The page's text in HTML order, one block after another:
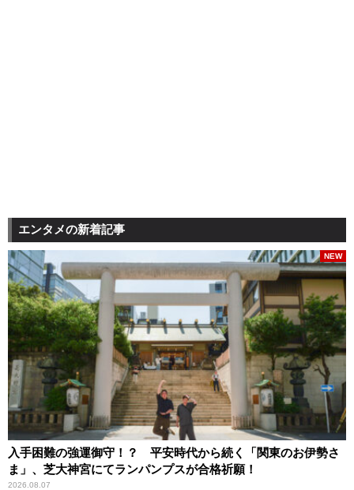
エンタメの新着記事
入手困難の強運御守！？ 平安時代から続く「関東のお伊勢さ
ま」、芝大神宮にてランパンプスが合格祈願！
2026.08.07
NEW